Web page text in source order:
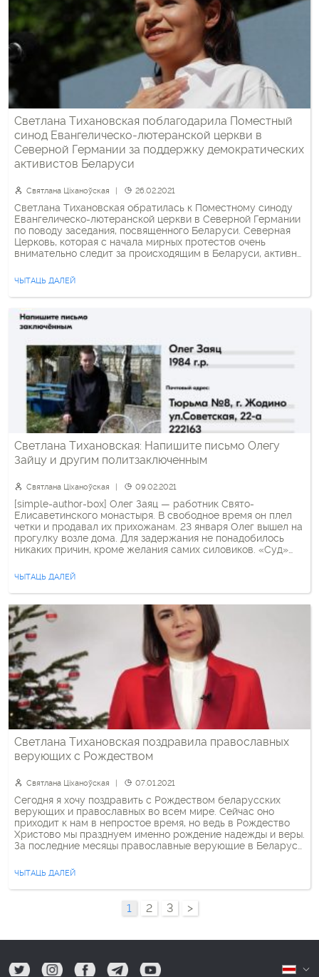
Светлана Тихановская поблагодарила Поместный
синод Евангелическо-лютеранской церкви в
Северной Германии за поддержку демократических
активистов Беларуси
Святлана Ціханоўская 26.02.2021
Светлана Тихановская обратилась к Поместному синоду
Евангелическо-лютеранской церкви в Северной Германии
по поводу заседания, посвященного Беларуси. Северная
Церковь, которая с начала мирных протестов очень
внимательно следит за происходящим в Беларуси, активно
поддержку белорусских политзаключенных, в частности
одной из «крёстных» стала епископиня региона Гамбурга и
Любека Кирстен Ферс. «Уважаемый Президиум, […]
ЧЫТАЦЬ ДАЛЕЙ
Светлана Тихановская: Напишите письмо Олегу
Зайцу и другим политзаключенным
Святлана Ціханоўская 09.02.2021
[simple-author-box] Олег Заяц — работник Свято-
Елисаветинского монастыря. В свободное время он плел
четки и продавал их прихожанам. 23 января Олег вышел на
прогулку возле дома. Для задержания не понадобилось
никаких причин, кроме желания самих силовиков. «Суд»
протокол за сопротивление сотруднику милиции. Под
сопротивлением подразумевают отказ оговорить […]
ЧЫТАЦЬ ДАЛЕЙ
Светлана Тихановская поздравила православных
верующих с Рождеством
Святлана Ціханоўская 07.01.2021
Сегодня я хочу поздравить с Рождеством беларусских
верующих и православных во всем мире. Сейчас оно
приходит к нам в непростое время, но ведь в Рождество
Христово мы празднуем именно рождение надежды и веры.
За последние месяцы православные верующие в Беларуси
против насилия, арестовывали и увольняли. Были и те, […]
ЧЫТАЦЬ ДАЛЕЙ
1 2 3 >
tw ig fb tg yt